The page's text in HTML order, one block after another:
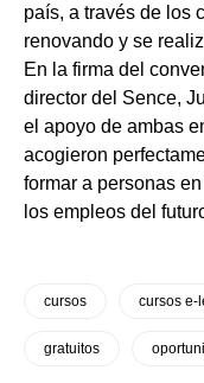
país, a través de los
renovando y se
En la firma del
director del Sence,
el apoyo de ambas
acogieron
formar a personas
los empleos del
cursos cursos e-
gratuitos